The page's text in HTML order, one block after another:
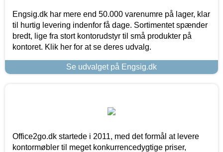
Engsig.dk har mere end 50.000 varenumre på lager, klar
til hurtig levering indenfor få dage. Sortimentet spænder
bredt, lige fra stort kontorudstyr til små produkter på
kontoret. Klik her for at se deres udvalg.
Se udvalget på Engsig.dk
Office2go.dk startede i 2011, med det formål at levere
kontormøbler til meget konkurrencedygtige priser,